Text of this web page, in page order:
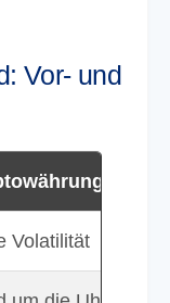
Vor- und
Volatilität